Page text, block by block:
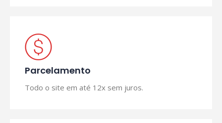
Parcelamento
Todo o site em até 12x sem juros.